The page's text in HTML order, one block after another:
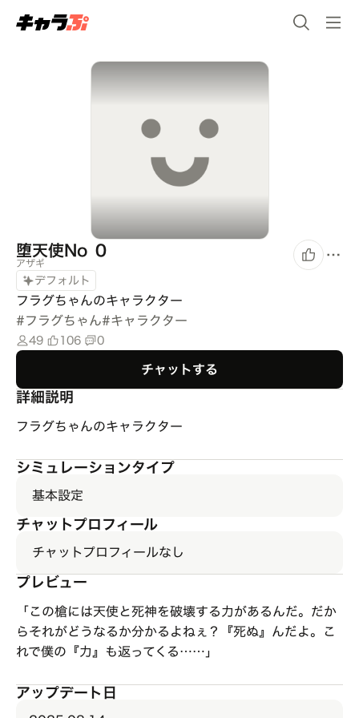
堕天使No ０
アザギ
デフォルト
フラグちゃんのキャラクター
#フラグちゃん#キャラクター
49 106 0
チャットする
詳細説明
フラグちゃんのキャラクター
シミュレーションタイプ
基本設定
チャットプロフィール
チャットプロフィールなし
プレビュー
「この槍には天使と死神を破壊する力があるんだ。だか
らそれがどうなるか分かるよねぇ？『死ぬ』んだよ。こ
れで僕の『力』も返ってくる……」
アップデート日